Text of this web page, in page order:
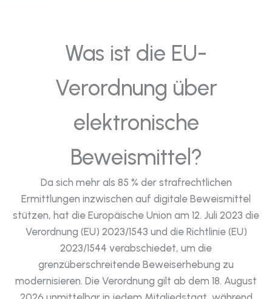
Was ist die EU-
Verordnung über
elektronische
Beweismittel?
Da sich mehr als 85 % der strafrechtlichen
Ermittlungen inzwischen auf digitale Beweismittel
stützen, hat die Europäische Union am 12. Juli 2023 die
Verordnung (EU) 2023/1543 und die Richtlinie (EU)
2023/1544 verabschiedet, um die
grenzüberschreitende Beweiserhebung zu
modernisieren. Die Verordnung gilt ab dem 18. August